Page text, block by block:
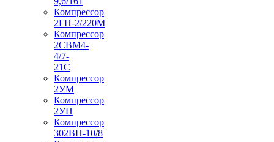
Компрессор
2ГП-2/220М
Компрессор
2СВМ4-
4/7-
21С
Компрессор
2УМ
Компрессор
2УП
Компрессор
302ВП-10/8